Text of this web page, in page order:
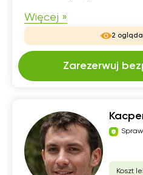
Więcej »
2
Zarezerwuj
Koszt